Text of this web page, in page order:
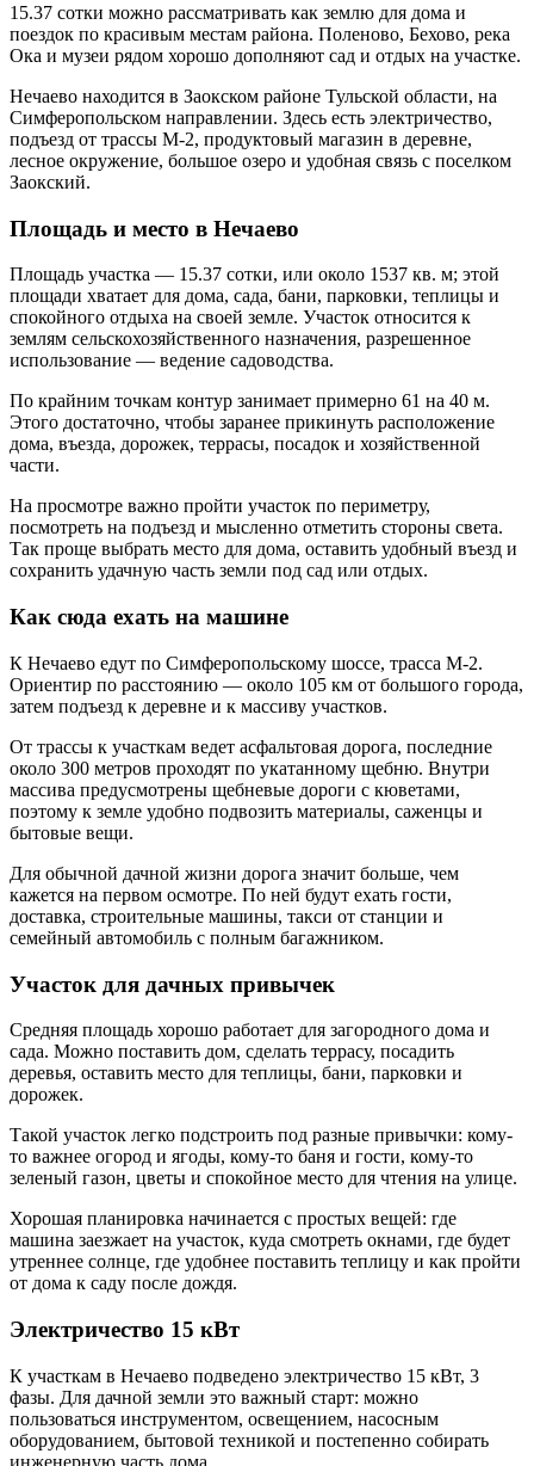
15.37 сотки можно рассматривать как землю для дома и
поездок по красивым местам района. Поленово, Бехово, река
Ока и музеи рядом хорошо дополняют сад и отдых на участке.
Нечаево находится в Заокском районе Тульской области, на
Симферопольском направлении. Здесь есть электричество,
подъезд от трассы М-2, продуктовый магазин в деревне,
лесное окружение, большое озеро и удобная связь с поселком
Заокский.
Площадь и место в Нечаево
Площадь участка — 15.37 сотки, или около 1537 кв. м; этой
площади хватает для дома, сада, бани, парковки, теплицы и
спокойного отдыха на своей земле. Участок относится к
землям сельскохозяйственного назначения, разрешенное
использование — ведение садоводства.
По крайним точкам контур занимает примерно 61 на 40 м.
Этого достаточно, чтобы заранее прикинуть расположение
дома, въезда, дорожек, террасы, посадок и хозяйственной
части.
На просмотре важно пройти участок по периметру,
посмотреть на подъезд и мысленно отметить стороны света.
Так проще выбрать место для дома, оставить удобный въезд и
сохранить удачную часть земли под сад или отдых.
Как сюда ехать на машине
К Нечаево едут по Симферопольскому шоссе, трасса М-2.
Ориентир по расстоянию — около 105 км от большого города,
затем подъезд к деревне и к массиву участков.
От трассы к участкам ведет асфальтовая дорога, последние
около 300 метров проходят по укатанному щебню. Внутри
массива предусмотрены щебневые дороги с кюветами,
поэтому к земле удобно подвозить материалы, саженцы и
бытовые вещи.
Для обычной дачной жизни дорога значит больше, чем
кажется на первом осмотре. По ней будут ехать гости,
доставка, строительные машины, такси от станции и
семейный автомобиль с полным багажником.
Участок для дачных привычек
Средняя площадь хорошо работает для загородного дома и
сада. Можно поставить дом, сделать террасу, посадить
деревья, оставить место для теплицы, бани, парковки и
дорожек.
Такой участок легко подстроить под разные привычки: кому-
то важнее огород и ягоды, кому-то баня и гости, кому-то
зеленый газон, цветы и спокойное место для чтения на улице.
Хорошая планировка начинается с простых вещей: где
машина заезжает на участок, куда смотреть окнами, где будет
утреннее солнце, где удобнее поставить теплицу и как пройти
от дома к саду после дождя.
Электричество 15 кВт
К участкам в Нечаево подведено электричество 15 кВт, 3
фазы. Для дачной земли это важный старт: можно
пользоваться инструментом, освещением, насосным
оборудованием, бытовой техникой и постепенно собирать
инженерную часть дома.